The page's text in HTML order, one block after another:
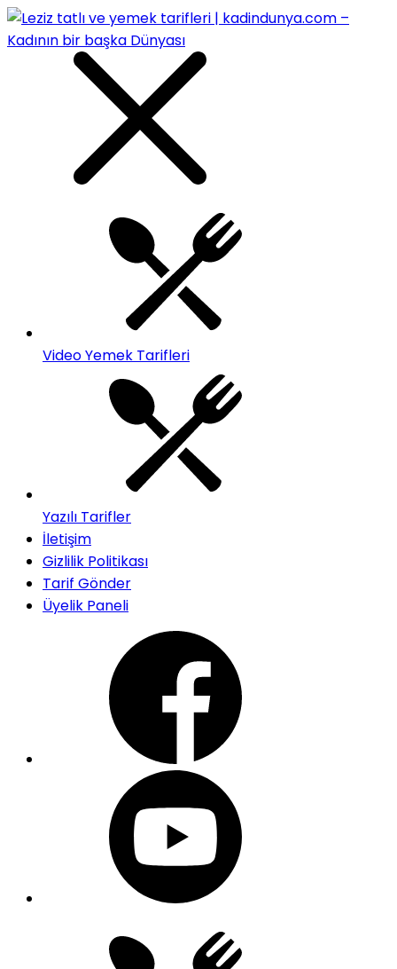
Video Yemek Tarifleri
Yazılı Tarifler
İletişim
Gizlilik Politikası
Tarif Gönder
Üyelik Paneli